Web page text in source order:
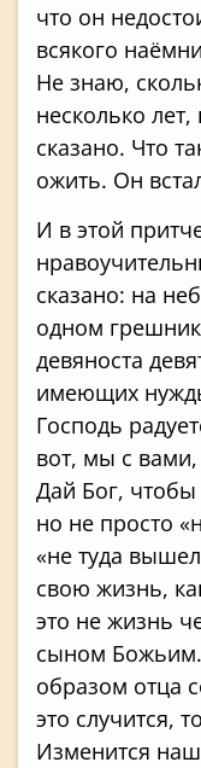
что он
всякого
Не знаю,
несколько
сказано. Что
ожить. Он
И в этой
сказано: на
одном
девяноста
имеющих
Господь
вот, мы с
Дай Бог, чтобы
но не просто
«не туда
свою жизнь,
это не жизнь
сыном
образом отца
это случится,
Изменится